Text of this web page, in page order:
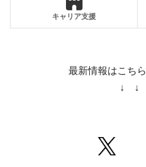
キャリア支援
最新情報はこち
↓ ↓